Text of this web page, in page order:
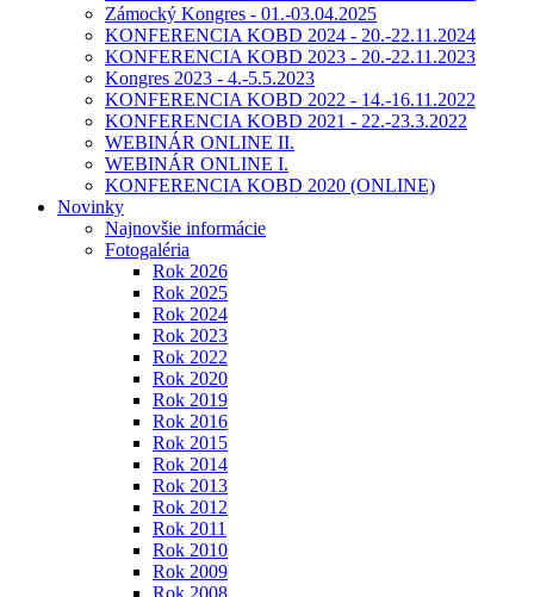
Zámocký Kongres - 01.-03.04.2025
KONFERENCIA KOBD 2024 - 20.-22.11.2024
KONFERENCIA KOBD 2023 - 20.-22.11.2023
Kongres 2023 - 4.-5.5.2023
KONFERENCIA KOBD 2022 - 14.-16.11.2022
KONFERENCIA KOBD 2021 - 22.-23.3.2022
WEBINÁR ONLINE II.
WEBINÁR ONLINE I.
KONFERENCIA KOBD 2020 (ONLINE)
Novinky
Najnovšie informácie
Fotogaléria
Rok 2026
Rok 2025
Rok 2024
Rok 2023
Rok 2022
Rok 2020
Rok 2019
Rok 2016
Rok 2015
Rok 2014
Rok 2013
Rok 2012
Rok 2011
Rok 2010
Rok 2009
Rok 2008